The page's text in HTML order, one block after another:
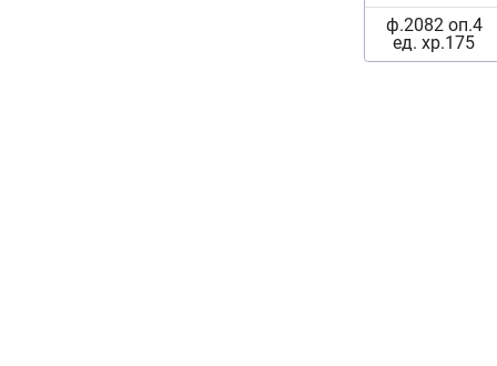
ф.2082 оп.4
ед. хр.175